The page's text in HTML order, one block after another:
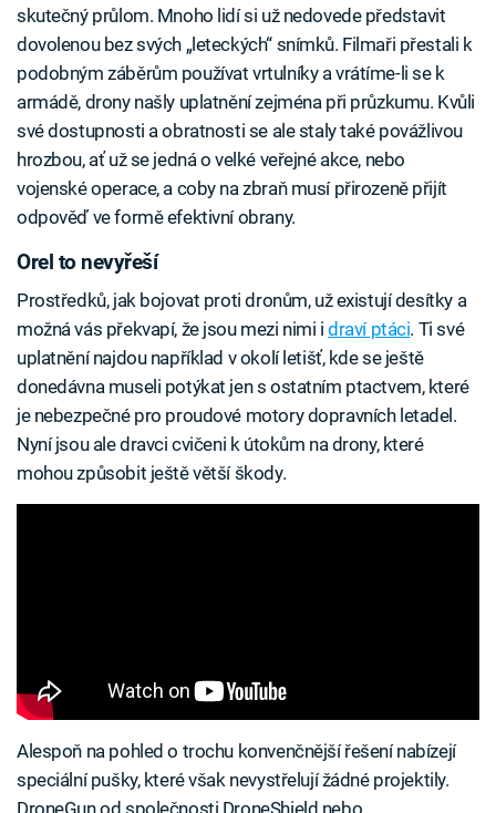
skutečný průlom. Mnoho lidí si už nedovede představit
dovolenou bez svých „leteckých“ snímků. Filmaři přestali k
podobným záběrům používat vrtulníky a vrátíme-li se k
armádě, drony našly uplatnění zejména při průzkumu. Kvůli
své dostupnosti a obratnosti se ale staly také povážlivou
hrozbou, ať už se jedná o velké veřejné akce, nebo
vojenské operace, a coby na zbraň musí přirozeně přijít
odpověď ve formě efektivní obrany.
Orel to nevyřeší
Prostředků, jak bojovat proti dronům, už existují desítky a
možná vás překvapí, že jsou mezi nimi idraví ptáci. Ti své
uplatnění najdou například v okolí letišť, kde se ještě
donedávna museli potýkat jen s ostatním ptactvem, které
je nebezpečné pro proudové motory dopravních letadel.
Nyní jsou ale dravci cvičeni k útokům na drony, které
mohou způsobit ještě větší škody.
Alespoň na pohled o trochu konvenčnější řešení nabízejí
speciální pušky, které však nevystřelují žádné projektily.
DroneGun od společnosti DroneShield nebo